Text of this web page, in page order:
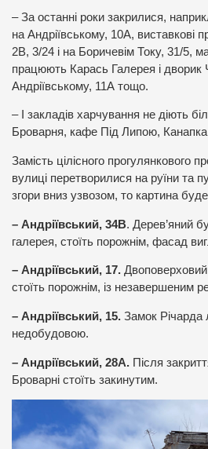
– За останні роки закрилися,
на Андріївському, 10А, виставкові
2В, 3/24 і на Боричевім Току, 31/5,
працюють Карась Галерея і дворик
Андріївському, 11А тощо.
– І закладів харчування не діють
Броварня, кафе Під Липою,
Замість цілісного прогулянкового
вулиці перетворилися на руїни та
згори вниз узвозом, то картина
– Андріївський, 34В. Дерев’яний
галерея, стоїть порожнім, фасад
– Андріївський, 17.
стоїть порожнім, із незавершеним
– Андріївський, 15. Замок Річарда
недобудовою.
– Андріївський, 28А. Після
Броварні стоїть закинутим.